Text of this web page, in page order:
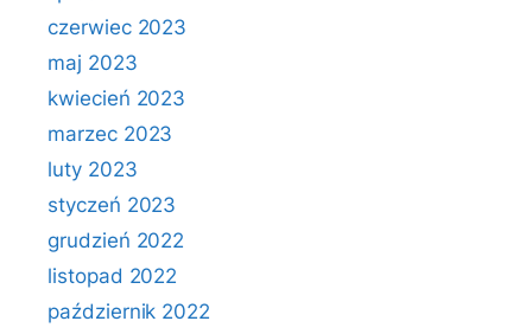
czerwiec 2023
maj 2023
kwiecień 2023
marzec 2023
luty 2023
styczeń 2023
grudzień 2022
listopad 2022
październik 2022